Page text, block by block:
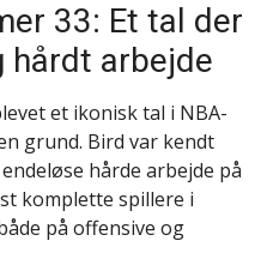
33: Et tal der
arbejde
et ikonisk tal i NBA-
grund. Bird var kendt
hårde arbejde på
komplette spillere i
på offensive og